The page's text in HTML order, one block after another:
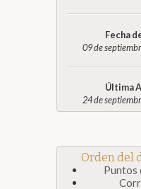
Fecha
09 de
Última
24 de
Orden del
Puntos